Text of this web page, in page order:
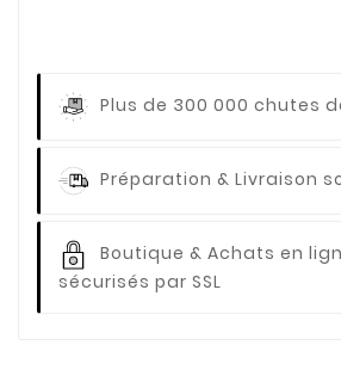
Plus de 300 000 chutes
Préparation & Livraison
Boutique & Achats en
sécurisés par SSL